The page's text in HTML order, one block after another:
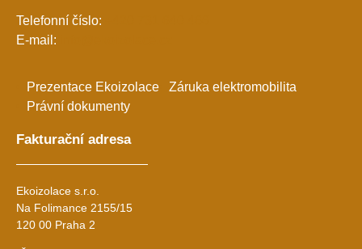
Telefonní číslo:
E-mail:
Prezentace Ekoizolace
Záruka elektromobilita
Právní dokumenty
Fakturační adresa
Ekoizolace s.r.o.
Na Folimance 2155/15
120 00 Praha 2